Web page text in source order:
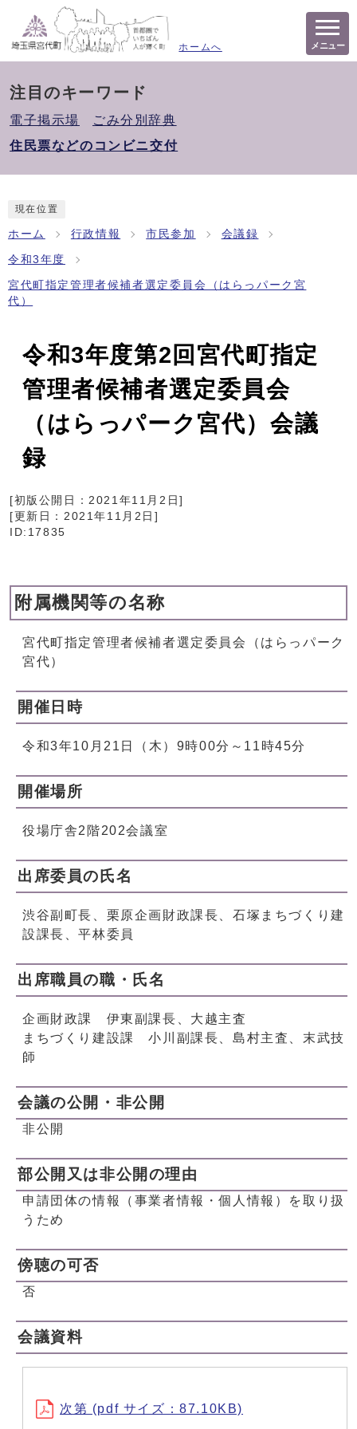
ホームへ メニュー
注目のキーワード
電子掲示場
ごみ分別辞典
住民票などのコンビニ交付
現在位置
ホーム 行政情報 市民参加 会議録
令和3年度
宮代町指定管理者候補者選定委員会（はらっパーク宮
代）
令和3年度第2回宮代町指定
管理者候補者選定委員会
（はらっパーク宮代）会議
録
[初版公開日：2021年11月2日]
[更新日： 2021年11月2日 ]
ID:17835
附属機関等の名称
宮代町指定管理者候補者選定委員会（はらっパーク
宮代）
開催日時
令和3年10月21日（木）9時00分～11時45分
開催場所
役場庁舎2階202会議室
出席委員の氏名
渋谷副町長、栗原企画財政課長、石塚まちづくり建
設課長、平林委員
出席職員の職・氏名
企画財政課 伊東副課長、大越主査
まちづくり建設課 小川副課長、島村主査、末武技
師
会議の公開・非公開
非公開
部公開又は非公開の理由
申請団体の情報（事業者情報・個人情報）を取り扱
うため
傍聴の可否
否
会議資料
次第 (pdf サイズ：87.10KB)